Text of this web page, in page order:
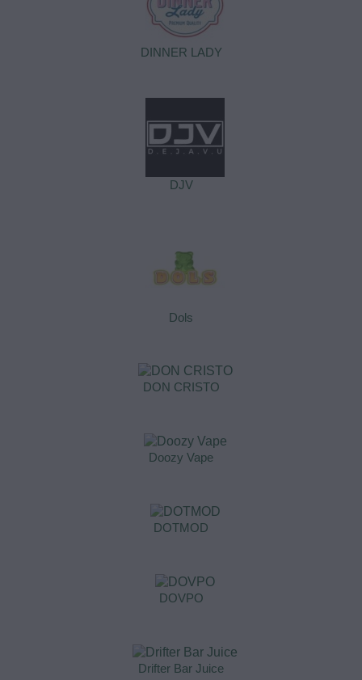
DINNER LADY
DJV
Dols
DON CRISTO
Doozy Vape
DOTMOD
DOVPO
Drifter Bar Juice